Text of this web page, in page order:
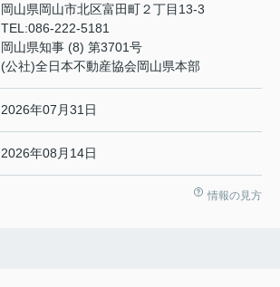
岡山県岡山市北区富田町２丁目13-3
TEL:086-222-5181
岡山県知事 (8) 第3701号
(公社)全日本不動産協会岡山県本部
2026年07月31日
2026年08月14日
情報の見方